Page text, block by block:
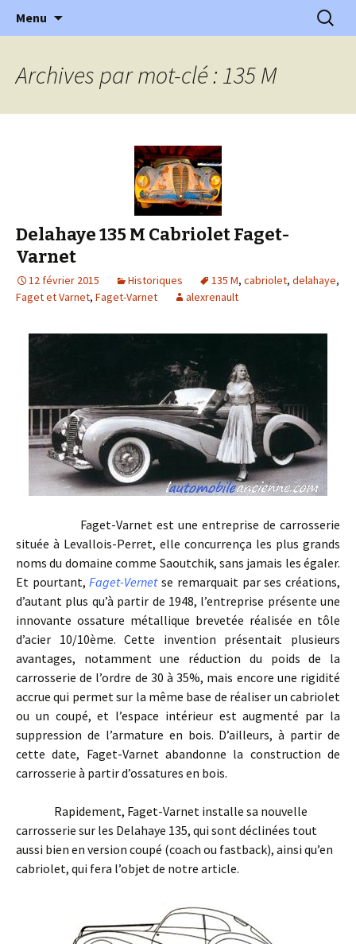
l'Automobile Ancienne
l'automobile ancienne : articles, historiques
…
Menu
Archives par mot-clé : 135 M
Delahaye 135 M Cabriolet Faget-
Varnet
12 février 2015 Historiques 135 M, cabriolet, delahaye,
Faget et Varnet, Faget-Varnet alexrenault
Faget-Varnet est une entreprise de carrosserie
située à Levallois-Perret, elle concurrença les plus grands
noms du domaine comme Saoutchik, sans jamais les égaler.
Et pourtant,Faget-Vernet se remarquait par ses créations,
d’autant plus qu’à partir de 1948, l’entreprise présente une
innovante ossature métallique brevetée réalisée en tôle
d’acier 10/10ème. Cette invention présentait plusieurs
avantages, notamment une réduction du poids de la
carrosserie de l’ordre de 30 à 35%, mais encore une rigidité
accrue qui permet sur la même base de réaliser un cabriolet
ou un coupé, et l’espace intérieur est augmenté par la
suppression de l’armature en bois. D’ailleurs, à partir de
cette date, Faget-Varnet abandonne la construction de
carrosserie à partir d’ossatures en bois.
Rapidement, Faget-Varnet installe sa nouvelle
carrosserie sur les Delahaye 135, qui sont déclinées tout
aussi bien en version coupé (coach ou fastback), ainsi qu’en
cabriolet, qui fera l’objet de notre article.